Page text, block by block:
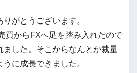
がとうございます。
買からFXへ足を踏み入れたので
ました。そこからなんとか裁量
に成長できました。